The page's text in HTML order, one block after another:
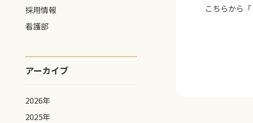
採用情報
看護部
アーカイブ
2026年
2025年
こちらから「